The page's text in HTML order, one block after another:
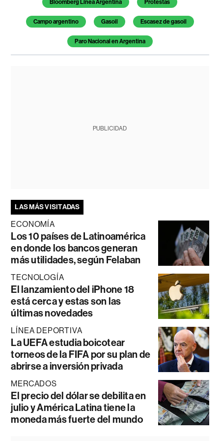
Bloomberg Línea Argentina Protestas
Campo argentino Gasoil Escasez de gasoil
Paro Nacional en Argentina
PUBLICIDAD
LAS MÁS VISITADAS
ECONOMÍA
Los 10 países de Latinoamérica
en donde los bancos generan
más utilidades, según Felaban
TECNOLOGÍA
El lanzamiento del iPhone 18
está cerca y estas son las
últimas novedades
LÍNEA DEPORTIVA
La UEFA estudia boicotear
torneos de la FIFA por su plan de
abrirse a inversión privada
MERCADOS
El precio del dólar se debilita en
julio y América Latina tiene la
moneda más fuerte del mundo